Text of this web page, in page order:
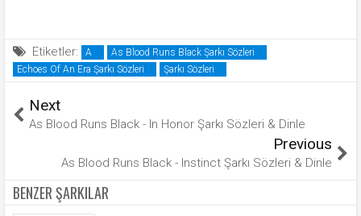
Etiketler: A
As Blood Runs Black Şarkı Sözleri
Echoes Of An Era Şarkı Sözleri
Şarkı Sözleri
Next
As Blood Runs Black - In Honor Şarkı Sözleri & Dinle
Previous
As Blood Runs Black - Instinct Şarkı Sözleri & Dinle
BENZER ŞARKILAR